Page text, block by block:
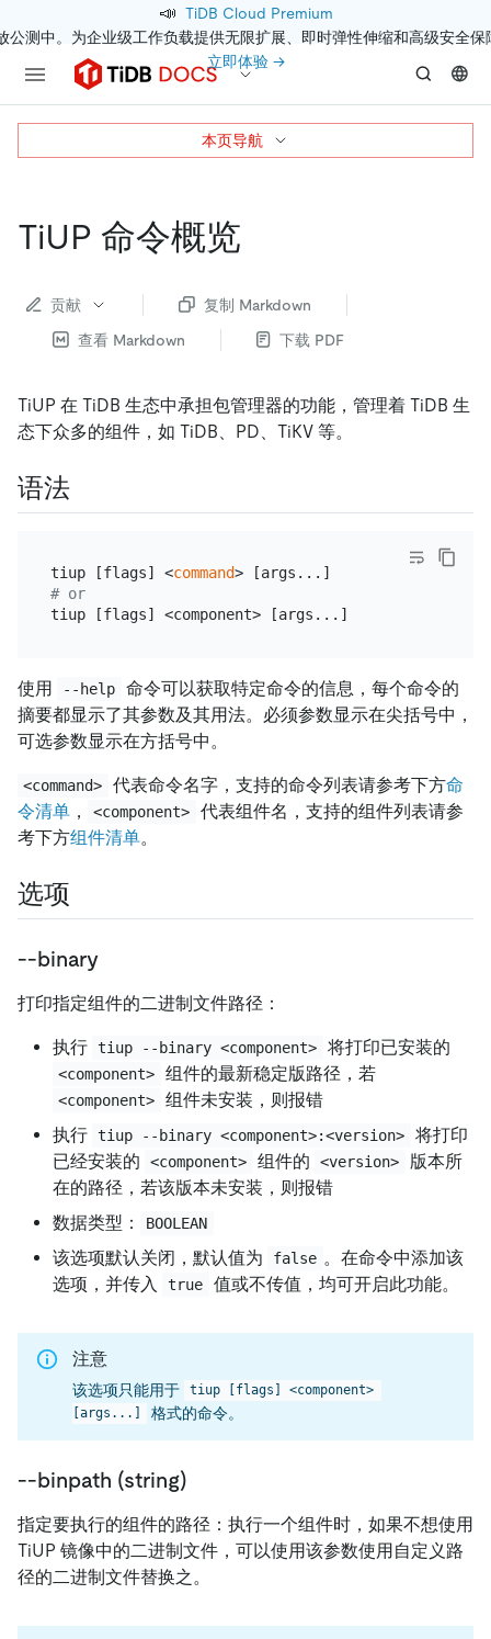
📣 TiDB Cloud Premium
公测中。为企业级工作负载提供无限扩展、即时弹性伸缩和高级安全保
立即体验 →
TiUP 命令概览
贡献
复制 Markdown
查看 Markdown
下载 PDF
TiUP 在 TiDB 生态中承担包管理器的功能，管理着 TiDB 生
态下众多的组件，如 TiDB、PD、TiKV 等。
语法
tiup [flags] <command> [args...]
# 执行命令
# or
tiup [flags] <component> [args...]
使用 --help
命令可以获取特定命令的信息，每个命令的
摘要都显示了其参数及其用法。必须参数显示在尖括号中，
可选参数显示在方括号中。
<command> 代表命令名字，支持的命令列表请参考下方命
令清单 ， <component>
代表组件名，支持的组件列表请参
考下方组件清单。
选项
--binary
打印指定组件的二进制文件路径：
执行 tiup --binary <component> 将打印已安装的
<component> 组件的最新稳定版路径，若
<component>
组件未安装，则报错
执行 tiup --binary <component>:<version>
将打印
已经安装的
<component> 组件的 <version>
版本所
在的路径，若该版本未安装，则报错
数据类型：
BOOLEAN
该选项默认关闭，默认值为 false 。在命令中添加该
选项，并传入
true 值或不传值，均可开启此功能。
注意
该选项只能用于
tiup [flags] <component>
[args...]
格式的命令。
--binpath (string)
指定要执行的组件的路径：执行一个组件时，如果不想使用
TiUP 镜像中的二进制文件，可以使用该参数使用自定义路
径的二进制文件替换之。
本页导航